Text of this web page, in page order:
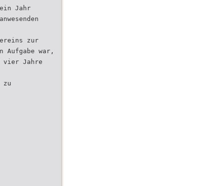
Jahr
zur
Aufgabe war,
vier Jahre
zu